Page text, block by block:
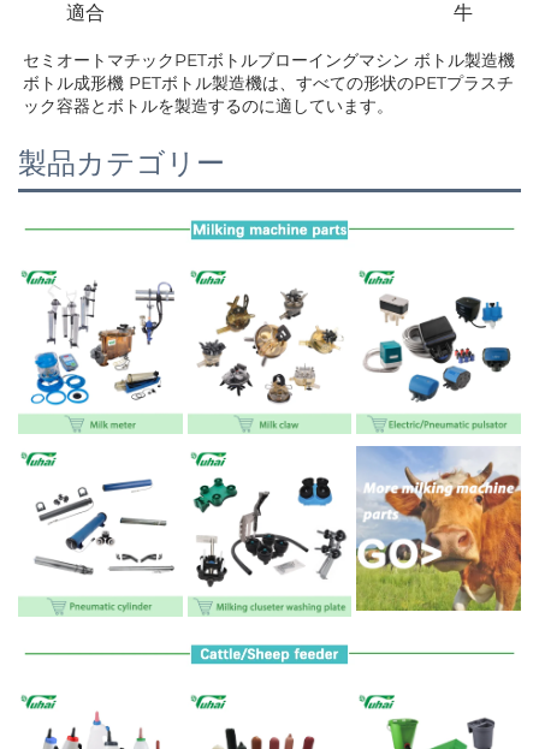
適合
牛
セミオートマチックPETボトルブローイングマシン ボトル製造機
ボトル成形機 PETボトル製造機は、すべての形状のPETプラスチ
ック容器とボトルを製造するのに適しています。
製品カテゴリー